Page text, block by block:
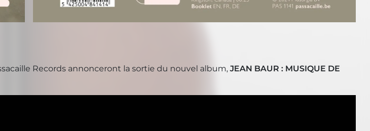
Records annonceront la sortie du nouvel album, JEAN BAUR : MUSIQUE DE